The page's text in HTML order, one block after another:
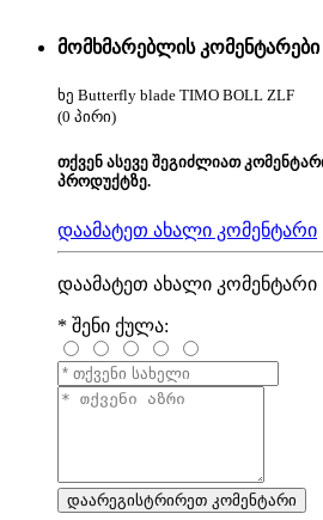
მომხმარებლის კომენტარები
ხე Butterfly blade TIMO BOLL ZLF
(0 პირი)
თქვენ ასევე შეგიძლიათ
პროდუქტზე.
დაამატეთ ახალი კომენტარი
დაამატეთ ახალი კომენტარი
* შენი ქულა: